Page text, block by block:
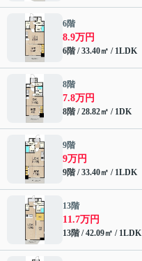
6階
8.9万円
6階 / 33.40㎡ / 1LDK
8階
7.8万円
8階 / 28.82㎡ / 1DK
9階
9万円
9階 / 33.40㎡ / 1LDK
13階
11.7万円
13階 / 42.09㎡ / 1LDK